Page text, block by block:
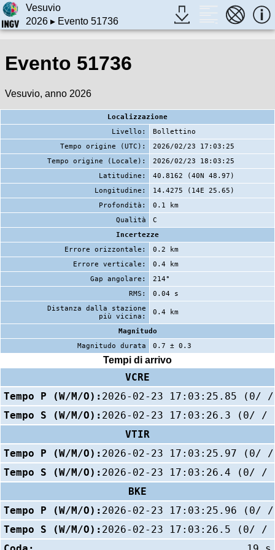
Vesuvio
2026▸ Evento 51736
Evento 51736
Vesuvio, anno 2026
Localizzazione
Livello:
Bollettino
Tempo origine (UTC):
2026/02/23 17:03:25
Tempo origine (Locale):
2026/02/23 18:03:25
Latitudine:
40.8162 (40N 48.97)
Longitudine:
14.4275 (14E 25.65)
Profondità:
0.1 km
Qualità
C
Incertezze
Errore orizzontale:
0.2 km
Errore verticale:
0.4 km
Gap angolare:
214°
RMS:
0.04 s
Distanza dalla stazione
più vicina:
0.4 km
Magnitudo
Magnitudo durata
0.7 ± 0.3
Tempi di arrivo
VCRE
Tempo P (W/M/O): 2026-02-23 17:03:25.85 (0/
Tempo S (W/M/O): 2026-02-23 17:03:26.3 (0/ /
VTIR
Tempo P (W/M/O): 2026-02-23 17:03:25.97 (0/
Tempo S (W/M/O): 2026-02-23 17:03:26.4 (0/ /
BKE
Tempo P (W/M/O): 2026-02-23 17:03:25.96 (0/
Tempo S (W/M/O): 2026-02-23 17:03:26.5 (0/ /